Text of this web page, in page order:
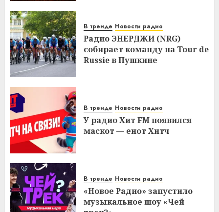
В тренде Новости радио
Радио ЭНЕРДЖИ (NRG)
собирает команду на Tour de
Russie в Пушкине
В тренде Новости радио
У радио Хит FM появился
маскот — енот Хитч
В тренде Новости радио
«Новое Радио» запустило
музыкальное шоу «Чей